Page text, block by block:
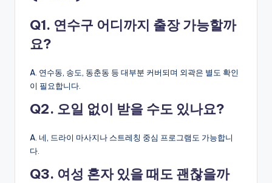
Q1. 연수구 어디까지 출장 가능할까
요?
A. 연수동, 송도, 동춘동 등 대부분 커버되며 외곽은 별도 확인
이 필요합니다.
Q2. 오일 없이 받을 수도 있나요?
A. 네, 드라이 마사지나 스트레칭 중심 프로그램도 가능합니
다.
Q3. 여성 혼자 있을 때도 괜찮을까